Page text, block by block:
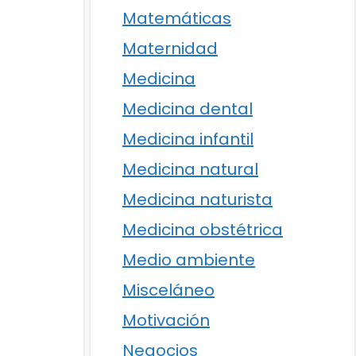
Matemáticas
Maternidad
Medicina
Medicina dental
Medicina infantil
Medicina natural
Medicina naturista
Medicina obstétrica
Medio ambiente
Misceláneo
Motivación
Negocios